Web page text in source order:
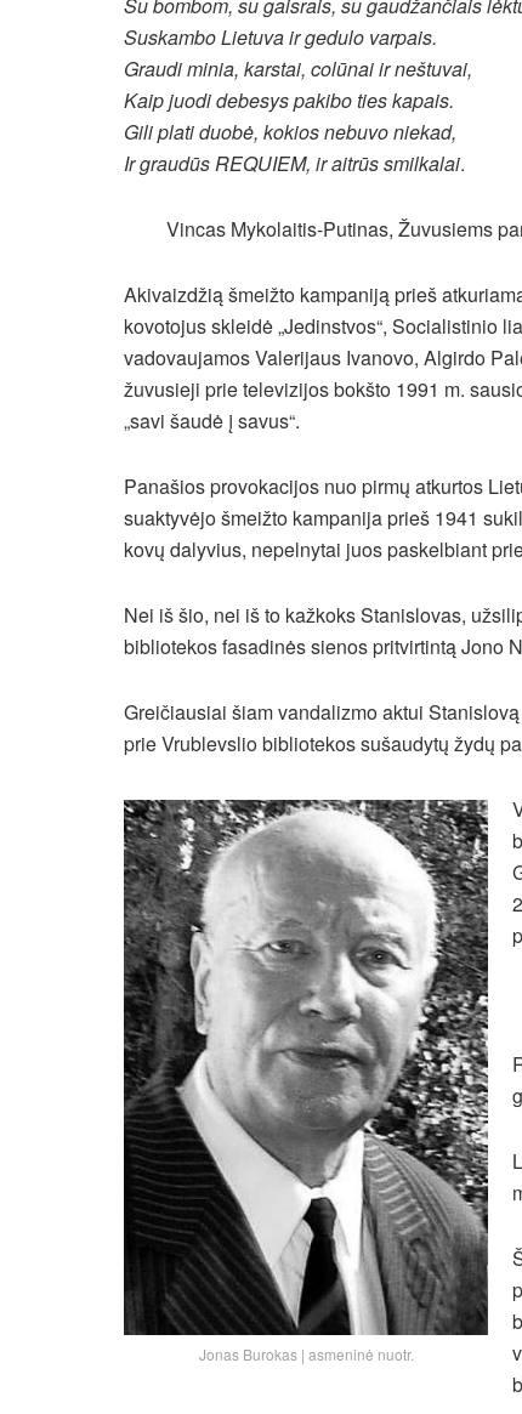
Suskambo Lietuva ir gedulo varpais.
Graudi minia, karstai, colūnai ir neštuvai,
Kaip juodi debesys pakibo ties kapais.
Gili plati duobė, kokios nebuvo niekad,
Ir graudūs REQUIEM, ir aitrūs smilkalai.
Vincas Mykolaitis-Putinas, Žuvusiems
Akivaizdžią šmeižto kampaniją prieš
kovotojus skleidė „Jedinstvos“, Socialistinio
vadovaujamos Valerijaus Ivanovo, Algirdo
žuvusieji prie televizijos bokšto 1991 m.
„savi šaudė į savus“.
Panašios provokacijos nuo pirmų atkurtos
suaktyvėjo šmeižto kampanija prieš 1941
kovų dalyvius, nepelnytai juos paskelbiant
Nei iš šio, nei iš to kažkoks Stanislovas,
bibliotekos fasadinės sienos pritvirtintą Jono
Greičiausiai šiam vandalizmo aktui
prie Vrublevslio bibliotekos sušaudytų žydų
Jonas Burokas | asmeninė nuotr.